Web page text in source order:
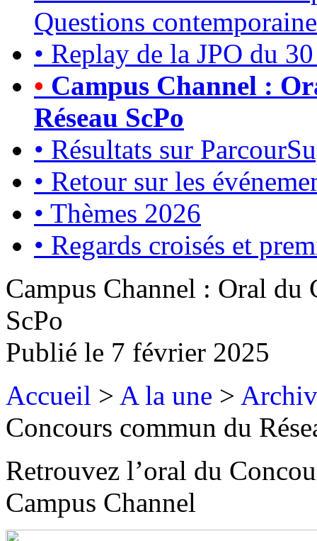
Questions
• Replay de la JPO du
• Campus Channel :
Réseau ScPo
• Résultats sur
• Retour sur les
• Thèmes 2026
• Regards croisés et
Campus Channel : Oral du
ScPo
Publié le 7 février 2025
Accueil > A la une >
Concours commun du
Retrouvez l’oral du
Campus Channel